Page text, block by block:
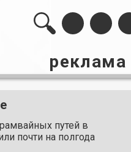
реклама
путей в
почти на полгода